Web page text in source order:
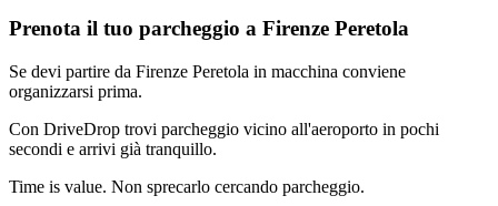
Prenota il tuo parcheggio a Firenze Peretola
Se devi partire da Firenze Peretola in macchina conviene
organizzarsi prima.
Con DriveDrop trovi parcheggio vicino all'aeroporto in pochi
secondi e arrivi già tranquillo.
Time is value. Non sprecarlo cercando parcheggio.